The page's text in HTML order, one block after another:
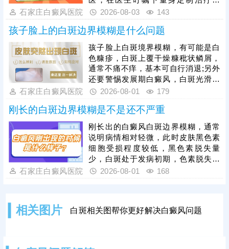
案，一人一方，个性化祛白，助力病
情好转。其次，早期白癜风可以照
光，如美国进口308准分子激光，促
进黑色素细胞恢复活性和正常功能，
令表皮黑色素再生，提升祛白速度。
治疗过程中还需加强护理，避免外界
不良因素刺激，稳定自身免疫，防治
结合，全面令病情好转。
石家庄白癜风医院 2026-08-03 143
孩子脸上的白斑边界模糊是什么问题
孩子脸上白斑境界模糊，有可能是白
色糠疹，白斑上覆干燥糠秕状鳞屑，
通常不痛不痒，基本可自行消退;另外
还要警惕发展期白癜风，白斑光滑平
坦，形状各异，白斑边缘模糊可能伴
情况。发现孩子脸上有白斑，建议先
做检查，分析白斑是什么，了解白斑
病情。诊断清楚再遵医嘱对症用药，
祛白效果更有保障。
石家庄白癜风医院 2026-08-01 179
刚长的白斑边界模糊是不是还不严重
刚长出的白癜风白斑边界模糊，通常
说明病情相对轻微，此时皮肤黑色素
细胞受损程度较低，黑色素脱失量
少，白斑处于发病初期，色素脱失尚
未完全固化，是治疗的黄金阶段。但
响，黑色素细胞损伤会持续加重，白
石家庄白癜风医院 2026-08-01 168
相关图片 白斑相关图帮你更好解决白癜风问题